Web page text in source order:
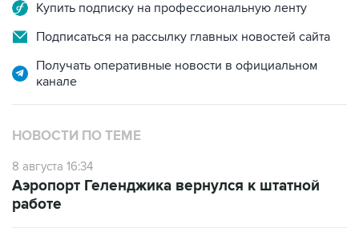
Купить подписку на профессиональную ленту
Подписаться на рассылку главных новостей сайта
Получать оперативные новости в официальном
канале
НОВОСТИ ПО ТЕМЕ
8 августа 16:34
Аэропорт Геленджика вернулся к штатной
работе